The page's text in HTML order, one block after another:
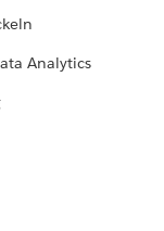
Analytics